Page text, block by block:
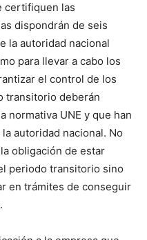
certifiquen las
dispondrán de seis
la autoridad nacional
para llevar a cabo los
el control de los
transitorio deberán
normativa UNE y que han
autoridad nacional. No
obligación de estar
periodo transitorio sino
en trámites de conseguir